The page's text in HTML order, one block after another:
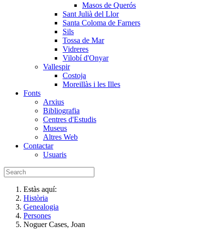
Masos de Querós
Sant Julià del Llor
Santa Coloma de Farners
Sils
Tossa de Mar
Vidreres
Vilobí d'Onyar
Vallespir
Costoja
Moreillàs i les Illes
Fonts
Arxius
Bibliografia
Centres d'Estudis
Museus
Altres Web
Contactar
Usuaris
Estàs aquí:
Història
Genealogia
Persones
Noguer Cases, Joan